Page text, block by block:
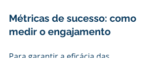
Métricas de sucesso: como
medir o engajamento
Para garantir a eficácia das